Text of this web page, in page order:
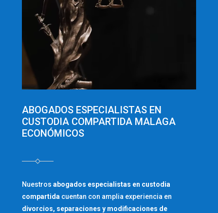
ABOGADOS ESPECIALISTAS EN
CUSTODIA COMPARTIDA MALAGA
ECONÓMICOS
Nuestros abogados especialistas en custodia
compartida cuentan con amplia experiencia en
divorcios, separaciones y modificaciones de